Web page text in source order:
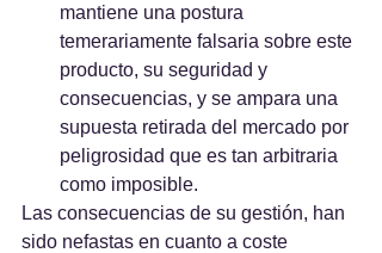
mantiene una postura
temerariamente falsaria sobre este
producto, su seguridad y
consecuencias, y se ampara una
supuesta retirada del mercado por
peligrosidad que es tan arbitraria
como imposible.
Las consecuencias de su gestión, han
sido nefastas en cuanto a coste